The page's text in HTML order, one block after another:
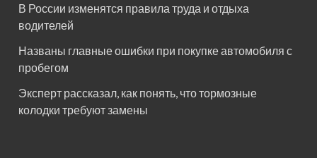
В России изменятся правила труда и отдыха
водителей
Названы главные ошибки при покупке автомобиля с
пробегом
Эксперт рассказал, как понять, что тормозные
колодки требуют замены